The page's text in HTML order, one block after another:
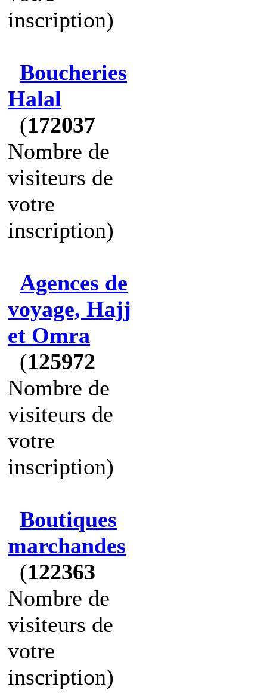
inscription)
Boucheries
Halal
(172037
Nombre de
visiteurs de
votre
inscription)
Agences de
voyage, Hajj
et Omra
(125972
Nombre de
visiteurs de
votre
inscription)
Boutiques
marchandes
(122363
Nombre de
visiteurs de
votre
inscription)